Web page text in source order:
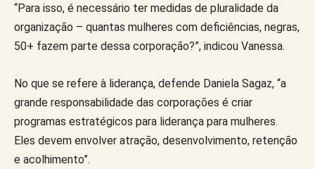
“Para isso, é necessário ter medidas de pluralidade da
organização – quantas mulheres com deficiências, negras,
50+ fazem parte dessa corporação?”, indicou Vanessa.
No que se refere à liderança, defende Daniela Sagaz, “a
grande responsabilidade das corporações é criar
programas estratégicos para liderança para mulheres.
Eles devem envolver atração, desenvolvimento, retenção
e acolhimento”.